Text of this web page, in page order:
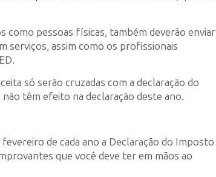
como pessoas físicas, também deverão enviar
serviços, assim como os profissionais
só serão cruzadas com a declaração do
têm efeito na declaração deste ano.
de cada ano a Declaração do Imposto
que você deve ter em mãos ao